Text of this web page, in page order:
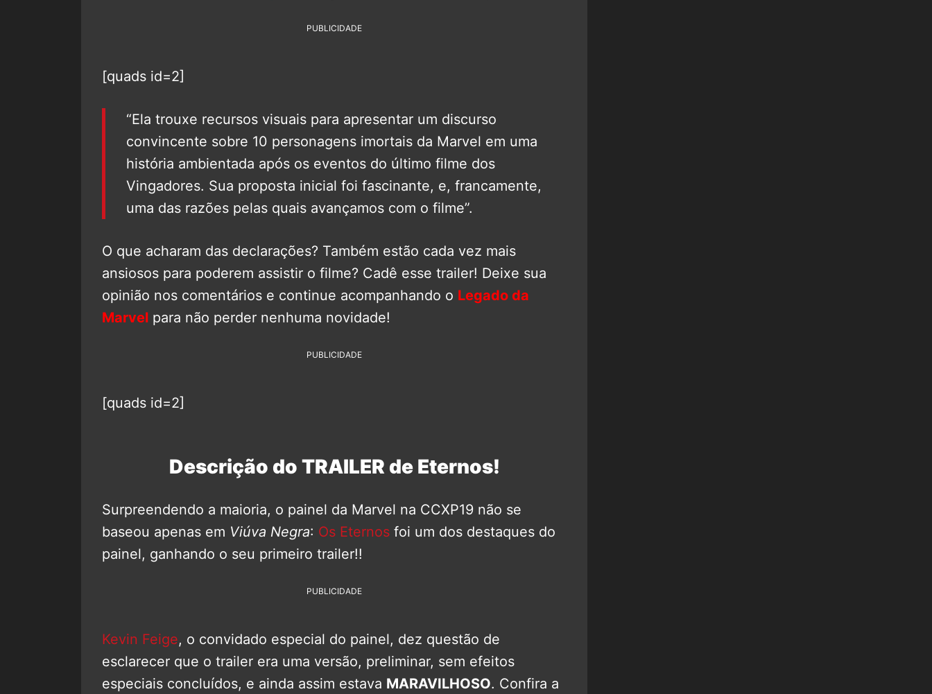
PUBLICIDADE
[quads id=2]
“Ela trouxe recursos visuais para apresentar um discurso
convincente sobre 10 personagens imortais da Marvel em uma
história ambientada após os eventos do último filme dos
Vingadores. Sua proposta inicial foi fascinante, e, francamente,
uma das razões pelas quais avançamos com o filme”.
O que acharam das declarações? Também estão cada vez mais
ansiosos para poderem assistir o filme? Cadê esse trailer! Deixe sua
opinião nos comentários e continue acompanhando o Legado da
Marvel para não perder nenhuma novidade!
PUBLICIDADE
[quads id=2]
Descrição do TRAILER de Eternos!
Surpreendendo a maioria, o painel da Marvel na CCXP19 não se
baseou apenas em Viúva Negra: Os Eternos foi um dos destaques do
painel, ganhando o seu primeiro trailer!!
PUBLICIDADE
Kevin Feige, o convidado especial do painel, dez questão de
esclarecer que o trailer era uma versão, preliminar, sem efeitos
especiais concluídos, e ainda assim estava MARAVILHOSO. Confira a